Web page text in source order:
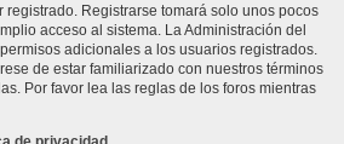
registrado. Registrarse tomará solo unos pocos
acceso al sistema. La Administración del
adicionales a los usuarios registrados.
de estar familiarizado con nuestros términos
Por favor lea las reglas de los foros mientras